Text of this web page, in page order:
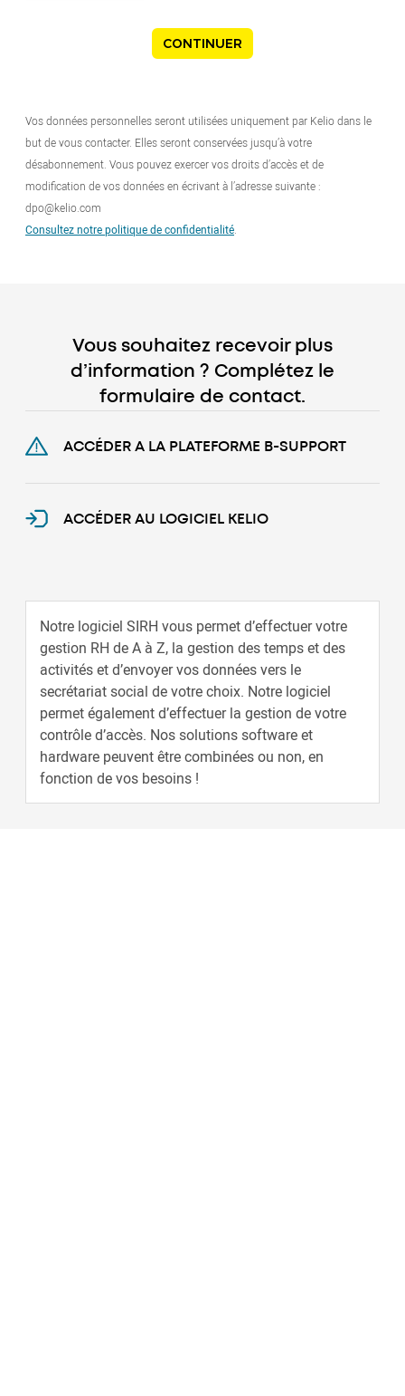
Vos données personnelles seront utilisées uniquement par Kelio dans le
but de vous contacter. Elles seront conservées jusqu’à votre
désabonnement. Vous pouvez exercer vos droits d’accès et de
modification de vos données en écrivant à l’adresse suivante :
dpo@kelio.com
Consultez notre politique de confidentialité
Vous souhaitez recevoir plus
d’information ? Complétez le
formulaire de contact.
ACCÉDER A LA PLATEFORME B-SUPPORT
ACCÉDER AU LOGICIEL KELIO
Notre logiciel SIRH vous permet d’effectuer votre
gestion RH de A à Z, la gestion des temps et des
activités et d’envoyer vos données vers le
secrétariat social de votre choix. Notre logiciel
permet également d’effectuer la gestion de votre
contrôle d’accès. Nos solutions software et
hardware peuvent être combinées ou non, en
fonction de vos besoins !